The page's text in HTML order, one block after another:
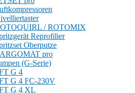
/ ROTOMIX
Reprofilier
Oberputze
pro
(G-Serie)
G 4
G 4 FC-230V
G 4 XL